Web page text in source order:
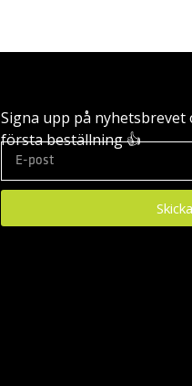
Signa upp på nyhetsbrevet
första beställning 👍
Skicka